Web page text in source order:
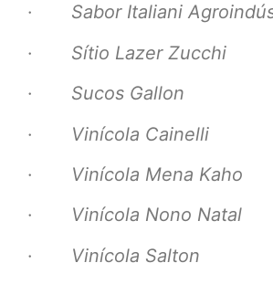
· Sabor Italiani
· Sítio Lazer Zucchi
· Sucos Gallon
· Vinícola Cainelli
· Vinícola Mena Kaho
· Vinícola Nono Natal
· Vinícola Salton